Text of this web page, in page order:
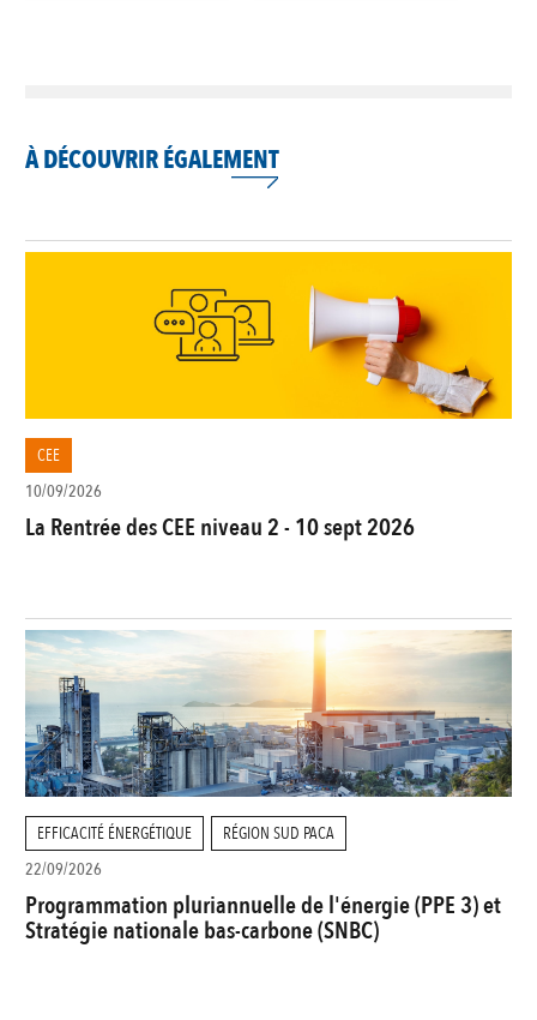
À DÉCOUVRIR ÉGALEMENT
CEE
10/09/2026
La Rentrée des CEE niveau 2 - 10 sept 2026
EFFICACITÉ ÉNERGÉTIQUE
RÉGION SUD PACA
22/09/2026
Programmation pluriannuelle de l'énergie (PPE 3) et
Stratégie nationale bas-carbone (SNBC)